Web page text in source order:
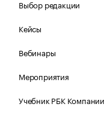
Выбор редакции
Кейсы
Вебинары
Мероприятия
Учебник РБК Компании